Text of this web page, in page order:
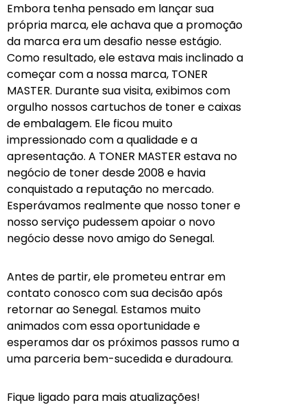
Embora tenha pensado em lançar sua
própria marca, ele achava que a promoção
da marca era um desafio nesse estágio.
Como resultado, ele estava mais inclinado a
começar com a nossa marca, TONER
MASTER. Durante sua visita, exibimos com
orgulho nossos cartuchos de toner e caixas
de embalagem. Ele ficou muito
impressionado com a qualidade e a
apresentação. A TONER MASTER estava no
negócio de toner desde 2008 e havia
conquistado a reputação no mercado.
Esperávamos realmente que nosso toner e
nosso serviço pudessem apoiar o novo
negócio desse novo amigo do Senegal.
Antes de partir, ele prometeu entrar em
contato conosco com sua decisão após
retornar ao Senegal. Estamos muito
animados com essa oportunidade e
esperamos dar os próximos passos rumo a
uma parceria bem-sucedida e duradoura.
Fique ligado para mais atualizações!